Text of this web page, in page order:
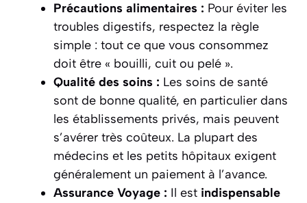
Précautions alimentaires : Pour éviter les
troubles digestifs, respectez la règle
simple : tout ce que vous consommez
doit être « bouilli, cuit ou pelé ».
Qualité des soins : Les soins de santé
sont de bonne qualité, en particulier dans
les établissements privés, mais peuvent
s’avérer très coûteux. La plupart des
médecins et les petits hôpitaux exigent
généralement un paiement à l’avance.
Assurance Voyage : Il est indispensable